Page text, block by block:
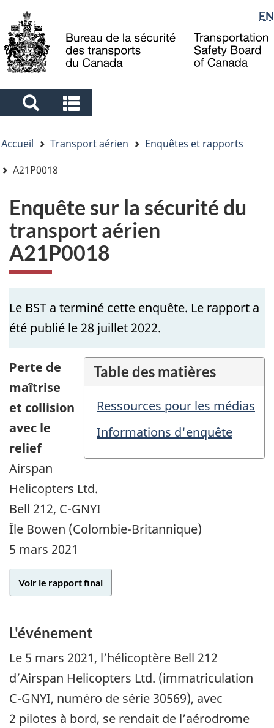
to
main
to
"About
government"
à
la
Sélection
de
la
langue
EN
Search
and
menus
and
menus
êtes
ici
Accueil Transport aérien
Enquêtes et rapports
A21P0018
Enquête sur la sécurité du
transport aérien
A21P0018
Le BST a terminé cette enquête. Le rapport a
été publié le 28 juillet 2022.
Table des matières
Ressources pour les médias
Informations d'enquête
Perte de
maîtrise
et collision
avec le
relief
Airspan
Helicopters Ltd.
Bell 212, C-GNYI
Île Bowen (Colombie-Britannique)
5 mars 2021
Voir le rapport final
L'événement
Le 5 mars 2021, l’hélicoptère Bell 212
d’Airspan Helicopters Ltd. (immatriculation
C-GNYI, numéro de série 30569), avec
2 pilotes à bord, se rendait de l’aérodrome